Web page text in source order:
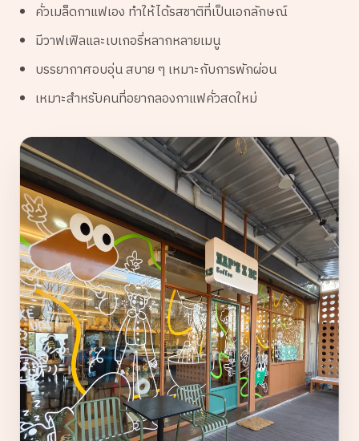
คั่วเมล็ดกาแฟเอง ทำให้ได้รสชาติที่เป็นเอกลักษณ์
มีวาฟเฟิลและเบเกอรี่หลากหลายเมนู
บรรยากาศอบอุ่น สบาย ๆ เหมาะกับการพักผ่อน
เหมาะสำหรับคนที่อยากลองกาแฟคั่วสดใหม่